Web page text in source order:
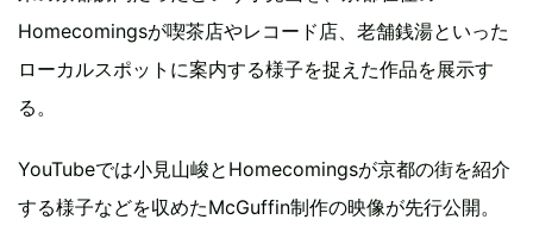
Homecomingsが喫茶店やレコード店、老舗銭湯といった
ローカルスポットに案内する様子を捉えた作品を展示す
る。
YouTubeでは小見山峻とHomecomingsが京都の街を紹介
する様子などを収めたMcGuffin制作の映像が先行公開。